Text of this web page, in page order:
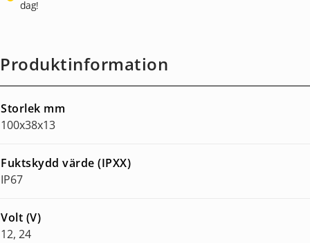
dag!
Produktinformation
Storlek mm
100x38x13
Fuktskydd värde (IPXX)
IP67
Volt (V)
12, 24